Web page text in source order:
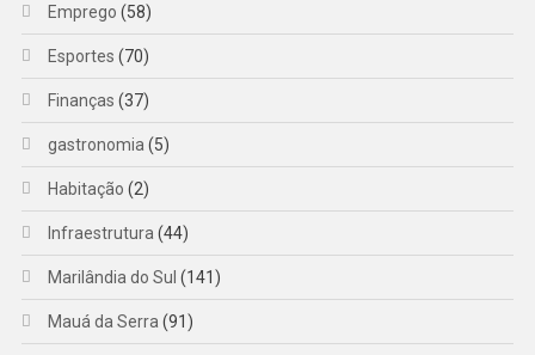
Emprego (58)
Esportes (70)
Finanças (37)
gastronomia (5)
Habitação (2)
Infraestrutura (44)
Marilândia do Sul (141)
Mauá da Serra (91)